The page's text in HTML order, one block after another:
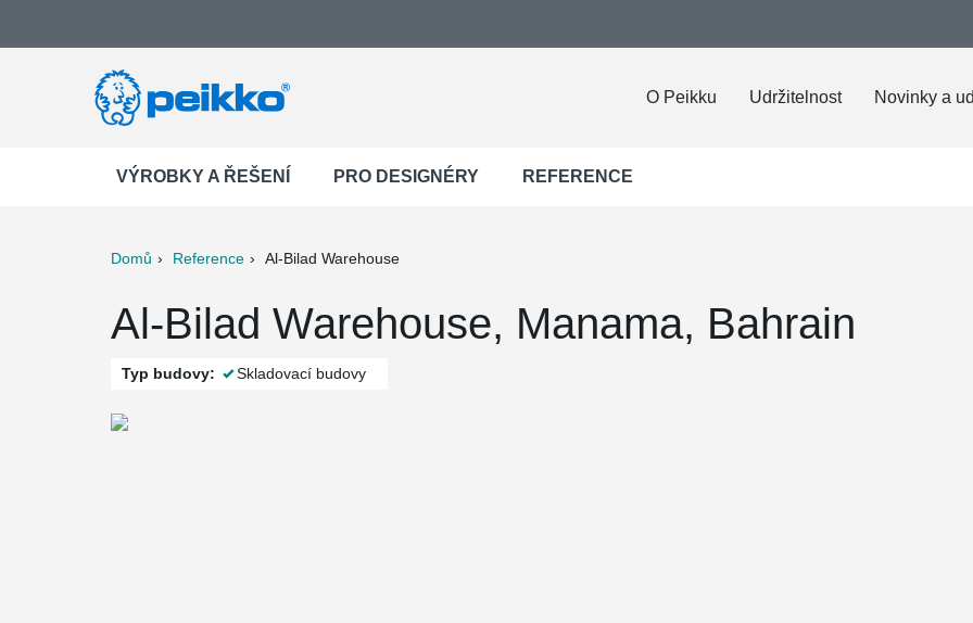
O Peikku Udržitelnost Novinky a
VÝROBKY A ŘEŠENÍ PRO DESIGNÉRY REFERENCE
Domů Reference Al-Bilad Warehouse
Al-Bilad Warehouse, Manama, Bahrain
Typ budovy: Skladovací budovy